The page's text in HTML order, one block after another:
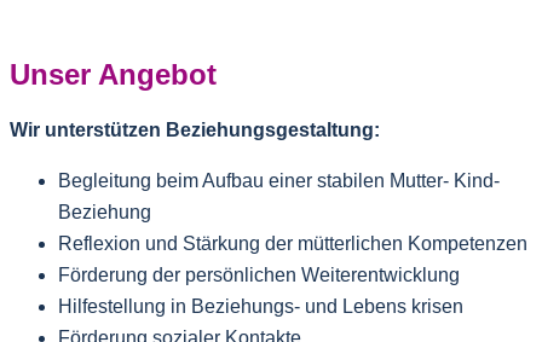
Unser Angebot
Wir unterstützen Beziehungsgestaltung:
Begleitung beim Aufbau einer stabilen Mutter- Kind-
Beziehung
Reflexion und Stärkung der mütterlichen Kompetenzen
Förderung der persönlichen Weiterentwicklung
Hilfestellung in Beziehungs- und Lebens krisen
Förderung sozialer Kontakte